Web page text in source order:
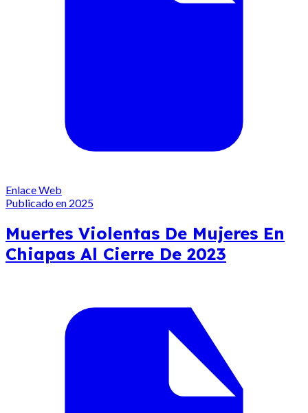
Enlace Web
Publicado en 2025
Muertes Violentas De Mujeres En
Chiapas Al Cierre De 2023